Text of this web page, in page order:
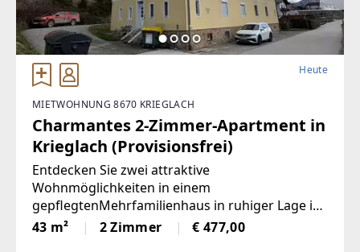
Heute
MIETWOHNUNG 8670 KRIEGLACH
Charmantes 2-Zimmer-Apartment in
Krieglach (Provisionsfrei)
Entdecken Sie zwei attraktive
Wohnmöglichkeiten in einem
gepflegtenMehrfamilienhaus in ruhiger Lage in
Krieglach.Wohnung 1 – Sofort bezugsfertig | ca.
480 € BruttoFrisch und wie neu: Diese 43 m²
43 m² 2 Zimmer € 477,00